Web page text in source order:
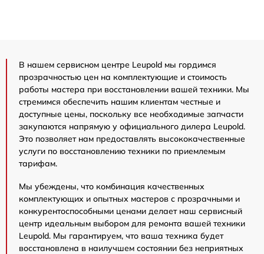
В нашем сервисном центре Leupold мы гордимся
прозрачностью цен на комплектующие и стоимость
работы мастера при восстановлении вашей техники. Мы
стремимся обеспечить нашим клиентам честные и
доступные цены, поскольку все необходимые запчасти
закупаются напрямую у официального дилера Leupold.
Это позволяет нам предоставлять высококачественные
услуги по восстановлению техники по приемлемым
тарифам.
Мы убеждены, что комбинация качественных
комплектующих и опытных мастеров с прозрачными и
конкурентоспособными ценами делает наш сервисный
центр идеальным выбором для ремонта вашей техники
Leupold. Мы гарантируем, что ваша техника будет
восстановлена в наилучшем состоянии без неприятных